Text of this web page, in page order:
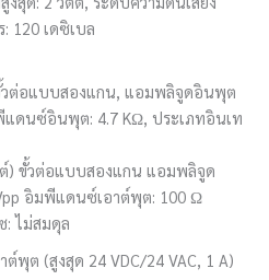
120 เดซิเบล
ต่อแบบสองแกน, แอมพลิจูดอินพุต
แดนซ์อินพุต: 4.7 KΩ, ประเภทอินเท
ต์) ขั้วต่อแบบสองแกน แอมพลิจูด
อิมพีแดนซ์เอาต์พุต: 100 Ω
: ไม่สมดุล
ต์พุต (สูงสุด 24 VDC/24 VAC, 1 A)